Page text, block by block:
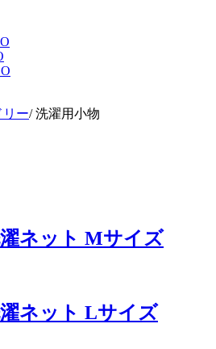
リー/ 洗濯用小物
ネット Mサイズ
ネット Lサイズ